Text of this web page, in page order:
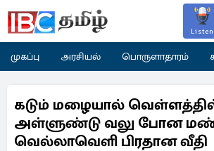
Listen
முகப்பு அரசியல் பொருளாதாரம்
கடும் மழையால்
அள்ளுண்டு வலு போன
வெல்லாவெளி பிரதான வீதி